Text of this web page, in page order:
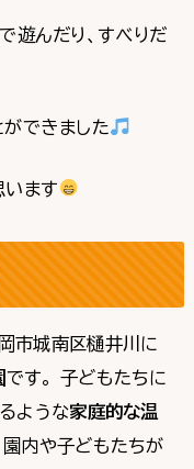
遊んだり、すべりだ
できました
います
市城南区樋井川に
です。 子どもたちに
ような家庭的な温
園内や子どもたちが